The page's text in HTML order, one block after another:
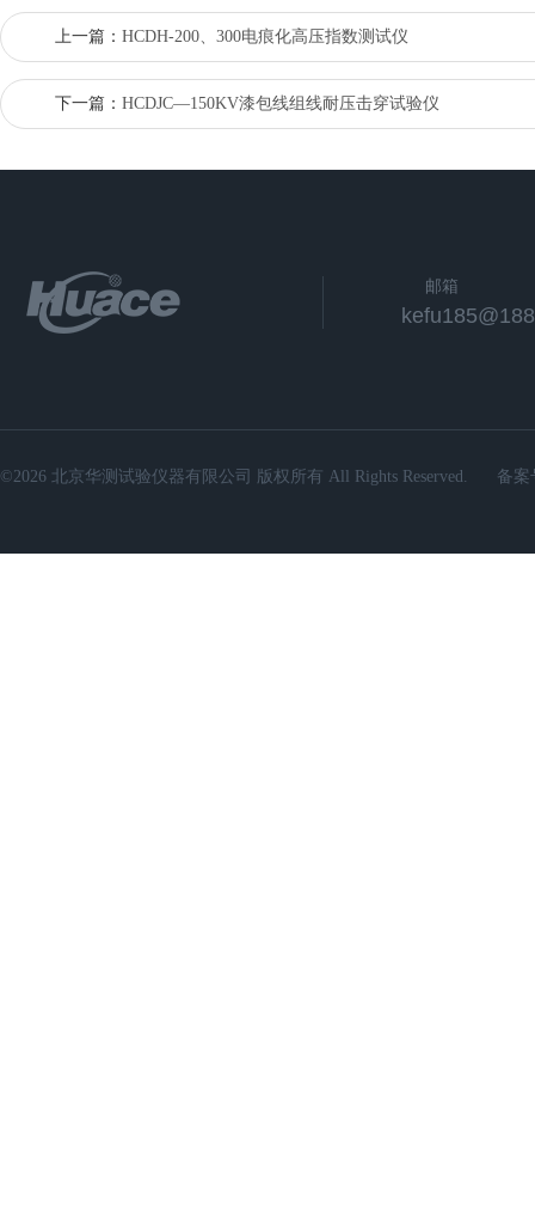
上一篇： HCDH-200、300电痕化高压指数测试仪
下一篇： HCDJC—150KV漆包线组线耐压击穿试验仪
邮箱
©2026 北京华测试验仪器有限公司 版权所有 All Rights Reserved. 备案